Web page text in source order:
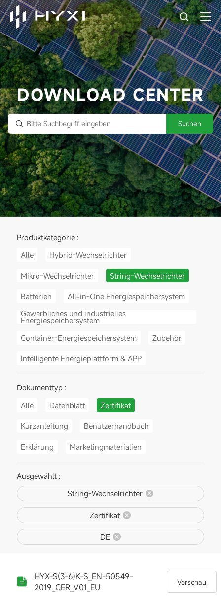
DOWNLOAD CENTER
Suchen
Produktkategorie :
Alle
Hybrid-Wechselrichter
Mikro-Wechselrichter String-Wechselrichter
Batterien
All-in-One Energiespeichersystem
Gewerbliches und industrielles
Energiespeichersystem
Container-Energiespeichersystem
Zubehör
Intelligente Energieplattform & APP
Dokumenttyp :
Alle
Datenblatt Zertifikat
Kurzanleitung Benutzerhandbuch
Erklärung Marketingmaterialien
Ausgewählt :
String-Wechselrichter
Zertifikat
DE
HYX-S(3-6)K-S_EN-50549-
2019_CER_V01_EU
Vorschau